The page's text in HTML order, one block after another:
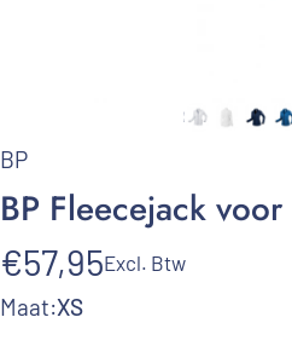
BP
BP Fleecejackvoor
€57,95Excl. Btw
Maat
Maat:XS